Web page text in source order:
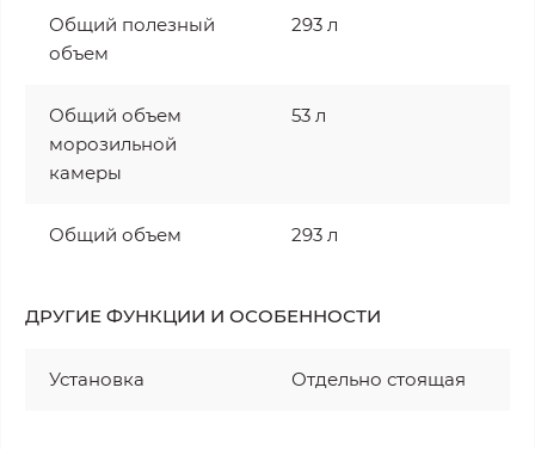
Общий полезный
объем
293 л
Общий объем
морозильной
камеры
53 л
Общий объем 293 л
ДРУГИЕ ФУНКЦИИ И ОСОБЕННОСТИ
Установка Отдельно стоящая